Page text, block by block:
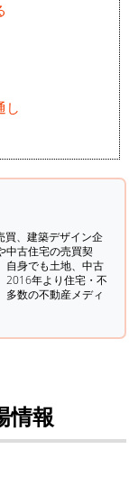
し
買、建築デザイン企
中古住宅の売買契
自身でも土地、中古
2016年より住宅・不
多数の不動産メディ
情報